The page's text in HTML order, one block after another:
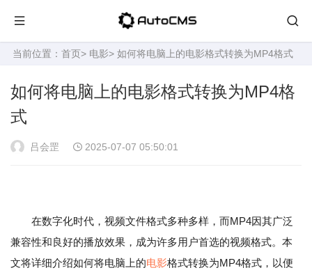
当前位置： 首页> 电影> 如何将电脑上的电影格式转换为MP4格式
如何将电脑上的电影格式转换为MP4格
式
吕会罡 2025-07-07 05:50:01
在数字化时代，视频文件格式多种多样，而MP4因其广泛
兼容性和良好的播放效果，成为许多用户首选的视频格式。本
文将详细介绍如何将电脑上的电影格式转换为MP4格式，以便